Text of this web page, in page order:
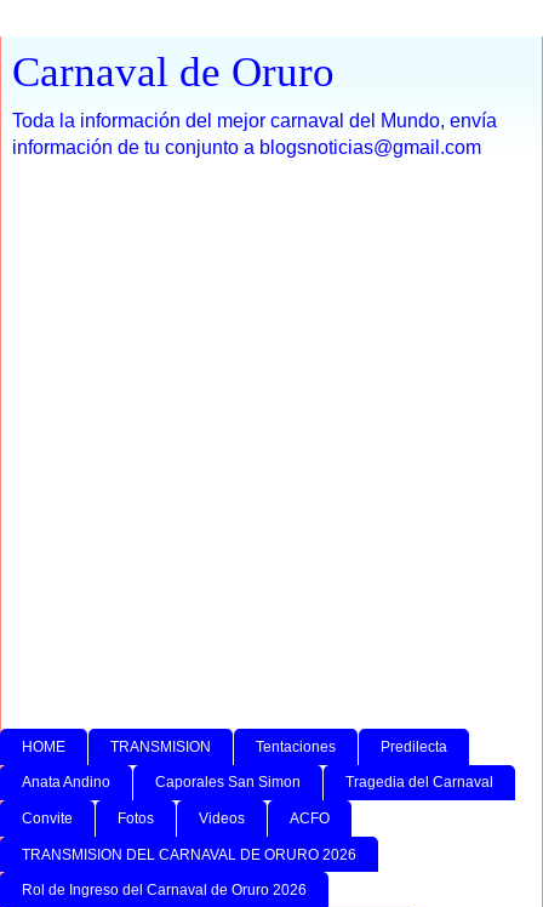
Carnaval de Oruro
Toda la información del mejor carnaval del Mundo, envía
información de tu conjunto a blogsnoticias@gmail.com
HOME TRANSMISION Tentaciones Predilecta
Anata Andino Caporales San Simon Tragedia del Carnaval
Convite Fotos Videos ACFO
TRANSMISION DEL CARNAVAL DE ORURO 2026
Rol de Ingreso del Carnaval de Oruro 2026